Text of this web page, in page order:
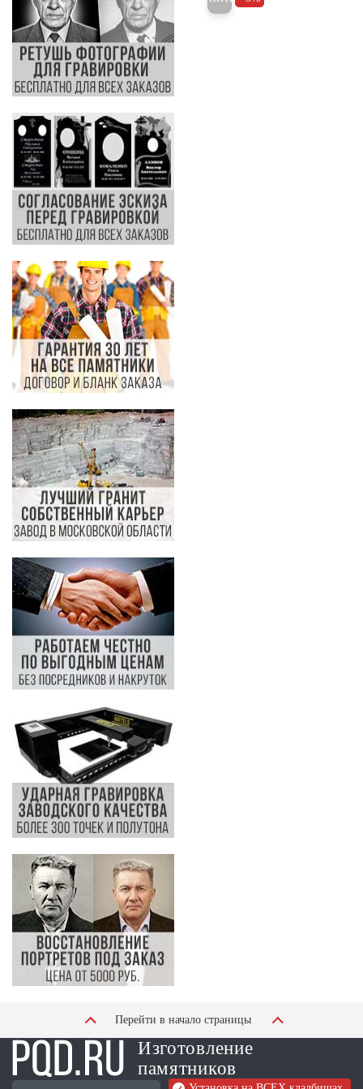
Перейти в начало страницы
Изготовление
памятников